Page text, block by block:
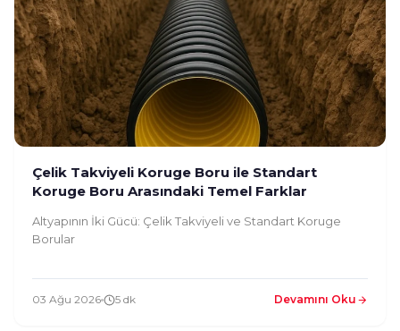
Çelik Takviyeli Koruge Boru ile Standart
Koruge Boru Arasındaki Temel Farklar
Altyapının İki Gücü: Çelik Takviyeli ve Standart Koruge
Borular
03 Ağu 2026 5 dk Devamını Oku